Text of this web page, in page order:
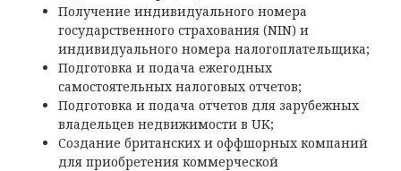
Получение индивидуального номера
государственного страхования (NIN) и
индивидуального номера налогоплательщика;
Подготовка и подача ежегодных
самостоятельных налоговых отчетов;
Подготовка и подача отчетов для зарубежных
владельцев недвижимости в UK;
Создание британских и оффшорных компаний
для приобретения коммерческой